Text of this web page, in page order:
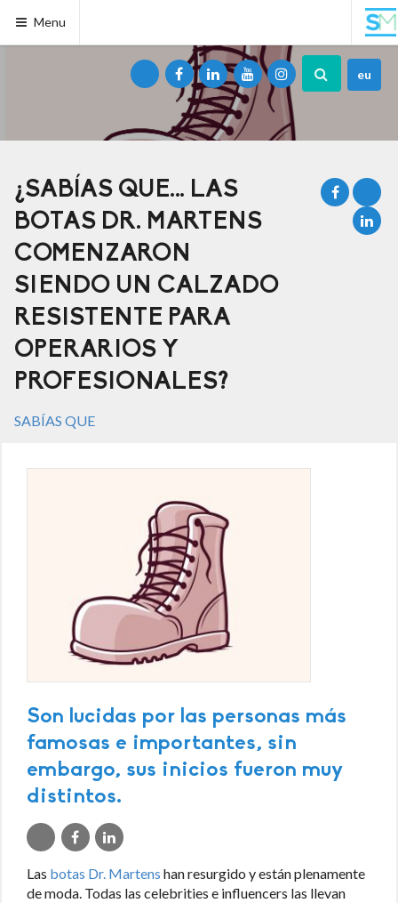
Menu
eu
¿SABÍAS QUE… LAS
BOTAS DR. MARTENS
COMENZARON
SIENDO UN CALZADO
RESISTENTE PARA
OPERARIOS Y
PROFESIONALES?
SABÍAS QUE
Son lucidas por las personas más
famosas e importantes, sin
embargo, sus inicios fueron muy
distintos.
Las botas Dr. Martens han resurgido y están plenamente
de moda. Todas las celebrities e influencers las llevan